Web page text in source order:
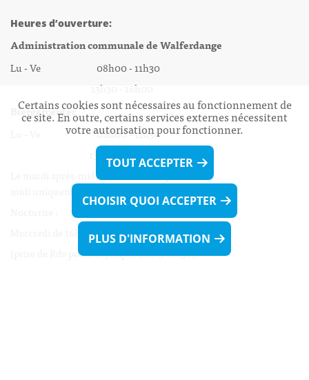
Heures d’ouverture:
Administration communale de Walferdange
Lu - Ve 08h00 - 11h30
13h30 - 16h00
Biergercenter
Lu - Ve 08h00 - 11h30
13h30 - 16h00
Le mardi après-midi et le vendredi après-
midi uniquement sur Rdv.
Mercredi de 16h00 - 18h45 uniquement sur Rdv
(prise de Rdv possible jusqu'à mardi 11h30).
Certains cookies sont nécessaires au fonctionnement de
ce site. En outre, certains services externes nécessitent
votre autorisation pour fonctionner.
TOUT ACCEPTER
CHOISIR QUOI ACCEPTER
PLUS D'INFORMATION